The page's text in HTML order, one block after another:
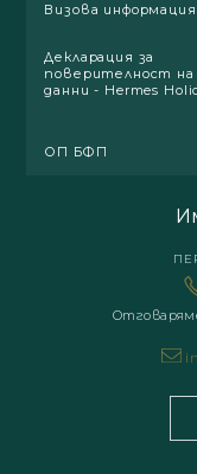
Визова информация
Декларация за
поверителност на
данни - Hermes
ОП БФП